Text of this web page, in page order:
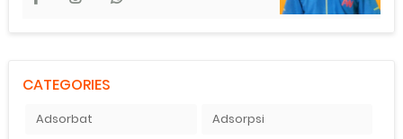
CATEGORIES
Adsorbat Adsorpsi